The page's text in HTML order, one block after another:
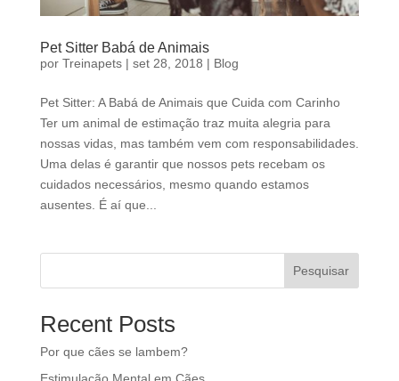
Pet Sitter Babá de Animais
por Treinapets| set 28, 2018 | Blog
Pet Sitter: A Babá de Animais que Cuida com Carinho
Ter um animal de estimação traz muita alegria para
nossas vidas, mas também vem com responsabilidades.
Uma delas é garantir que nossos pets recebam os
cuidados necessários, mesmo quando estamos
ausentes. É aí que...
Pesquisar
Recent Posts
Por que cães se lambem?